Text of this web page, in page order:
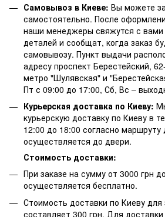
Самовывоз в Киеве: Вы можете
самостоятельно. После
наши менеджеры свяжутся с вами
деталей и сообщат, когда заказ
самовывозу. Пункт выдачи
адресу проспект Берестейский,
метро "Шулявская" и
Пт с 09:00 до 17:00, Сб, Вс –
Курьерская доставка по Киеву:
курьерскую доставку по Киеву в
12:00 до 18:00 согласно
осуществляется до двери.
Стоимость доставки:
При заказе на сумму от 3000 грн
осуществляется бесплатно.
Стоимость доставки по Киеву для
составляет 300 грн. Для